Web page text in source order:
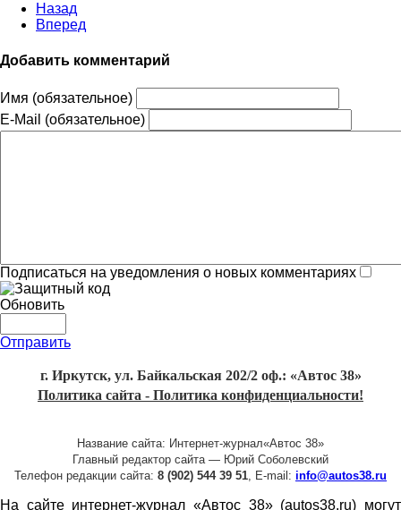
Назад
Вперед
Добавить комментарий
Имя (обязательное)
E-Mail (обязательное)
Подписаться на уведомления о новых комментариях
Обновить
Отправить
г. Иркутск, ул. Байкальская 202/2 оф.: «Автос 38»
Политика сайта - Политика конфиденциальности!
Название сайта: Интернет-журнал«Автос 38»
Главный редактор сайта — Юрий Соболевский
Телефон редакции сайта: 8 (902) 544 39 51 , E-mail: info@autos38.ru
На сайте интернет-журнал «Автос 38» (autos38.ru) могут